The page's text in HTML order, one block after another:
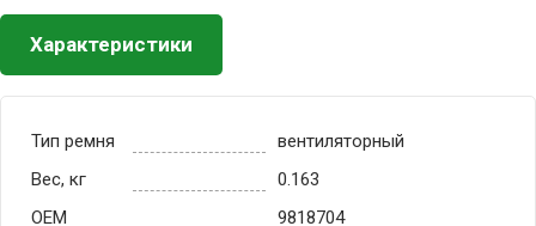
Характеристики
Тип ремня
вентиляторный
Вес, кг
0.163
OEM
9818704